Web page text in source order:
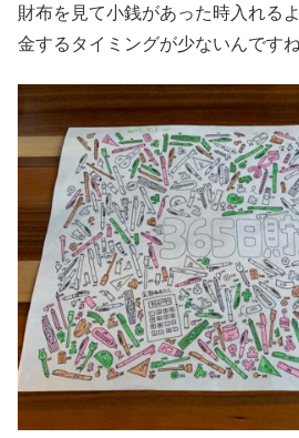
財布を見て小銭があった時入れる
金するタイミングが少ないんですね